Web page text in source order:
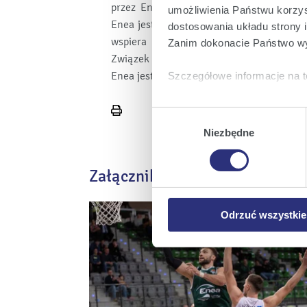
umożliwienia Państwu
dostosowania układu
Zanim dokonacie Państwo
Szczegółowe informacje na
KlikającAkceptuję
Zmień ustawienia
urządzeniu.
KlikającOdrzuć
plików cookie niezbędnych
Niezbędne
Odrzuć wszystkie
przez Eneę dołączył także żużel i
Enea jest też sponsorem Polskiego
wspiera także Polski Związek
Związek Tenisa Stołowego, Polski
Enea jest także sponsorem tytularnym
Wydrukuj
Załączniki